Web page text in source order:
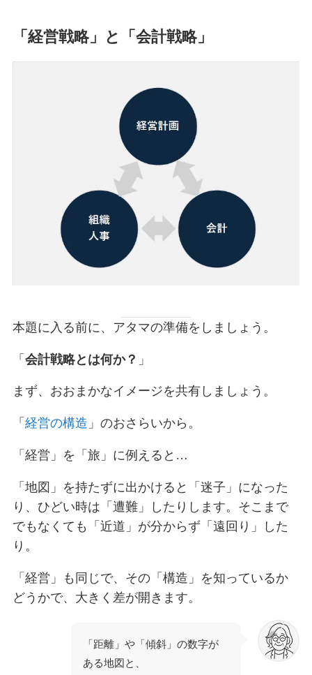
「経営戦略」と「会計戦略」
本題に入る前に、アタマの準備をしましょう。
「 会計戦略とは何か？ 」
まず、おおまかなイメージを共有しましょう。
「 経営の構造 」のおさらいから。
「経営」を「旅」に例えると…
「地図」を持たずに出かけると「迷子」になった
り、ひどい時は「遭難」したりします。そこまで
でもなくても「近道」が分からず「遠回り」した
り。
「経営」も同じで、その「構造」を知っているか
どうかで、大きく差が開きます。
「距離」や「傾斜」の数字が
ある地図と、